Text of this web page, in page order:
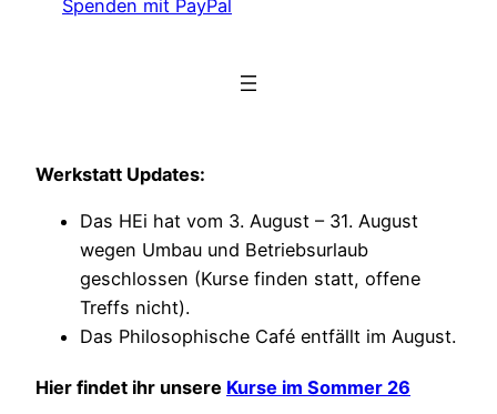
Spenden mit PayPal
Werkstatt Updates:
Das HEi hat vom 3. August – 31. August
wegen Umbau und Betriebsurlaub
geschlossen (Kurse finden statt, offene
Treffs nicht).
Das Philosophische Café entfällt im August.
Hier findet ihr unsere Kurse im Sommer 26